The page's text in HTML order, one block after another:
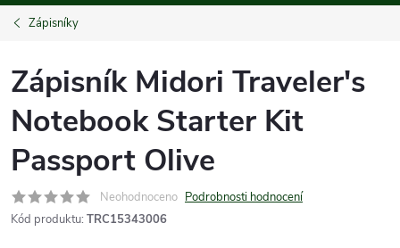
Zápisníky
Zápisník Midori Traveler's
Notebook Starter Kit
Passport Olive
Neohodnoceno Podrobnosti hodnocení
Kód produktu: TRC15343006